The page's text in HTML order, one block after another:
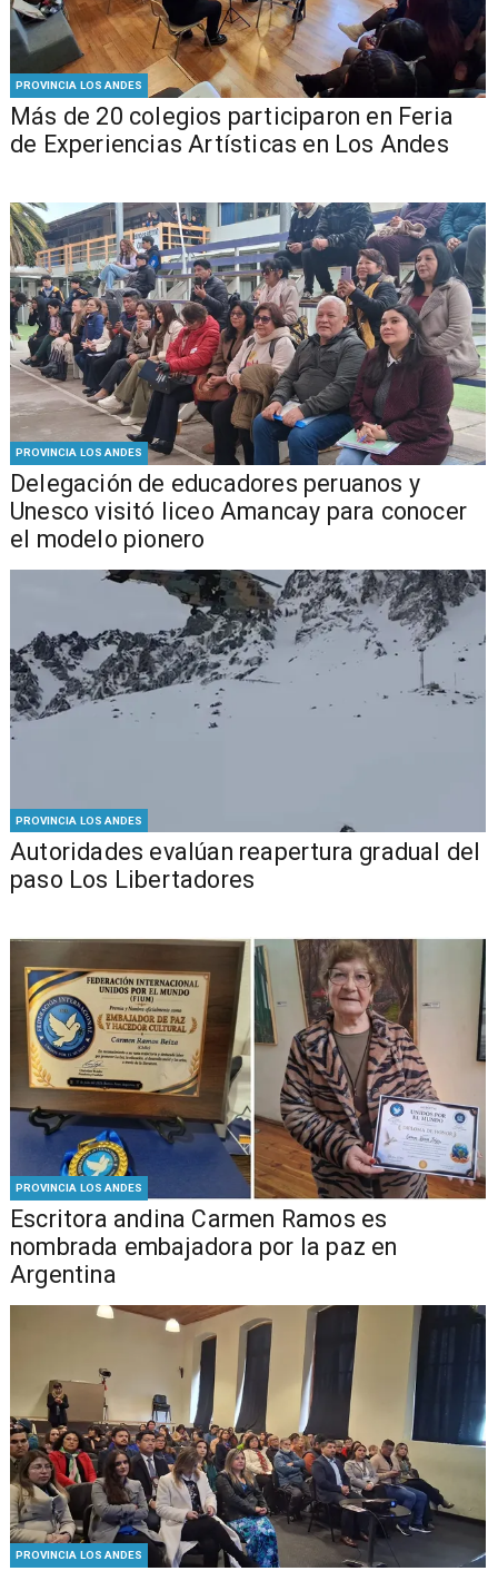
PROVINCIA LOS ANDES
Más de 20 colegios participaron en Feria
de Experiencias Artísticas en Los Andes
PROVINCIA LOS ANDES
Delegación de educadores peruanos y
Unesco visitó liceo Amancay para conocer
el modelo pionero
PROVINCIA LOS ANDES
​​Autoridades evalúan reapertura gradual del
paso Los Libertadores
PROVINCIA LOS ANDES
Escritora andina Carmen Ramos es
nombrada embajadora por la paz en
Argentina
PROVINCIA LOS ANDES